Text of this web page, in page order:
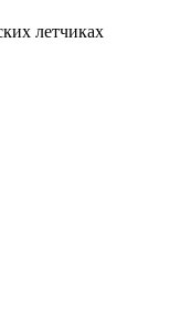
летчиках